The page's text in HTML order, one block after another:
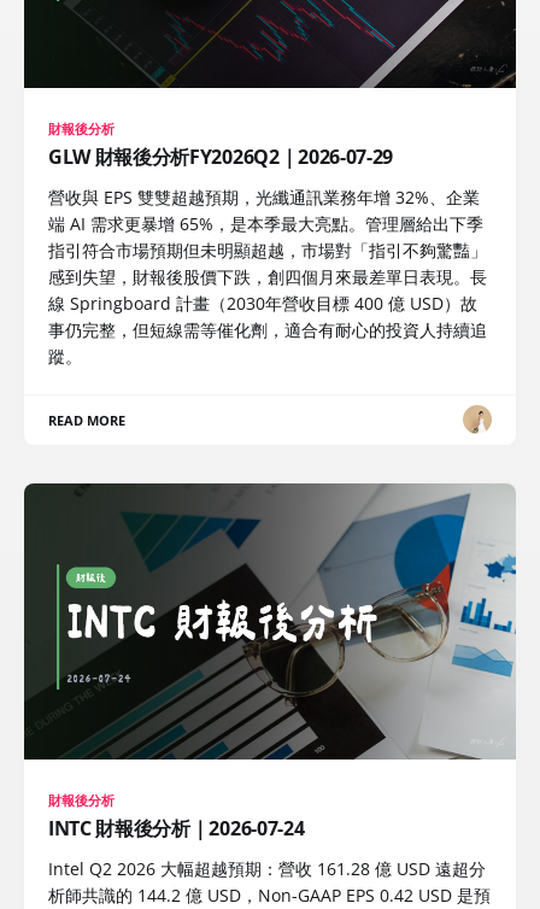
財報後分析
GLW 財報後分析FY2026Q2｜2026-07-29
營收與 EPS 雙雙超越預期，光纖通訊業務年增 32%、企業
端 AI 需求更暴增 65%，是本季最大亮點。管理層給出下季
指引符合市場預期但未明顯超越，市場對「指引不夠驚豔」
感到失望，財報後股價下跌，創四個月來最差單日表現。長
線 Springboard 計畫（2030年營收目標 400 億 USD）故
事仍完整，但短線需等催化劑，適合有耐心的投資人持續追
蹤。
READ MORE
財報後分析
INTC 財報後分析｜2026-07-24
Intel Q2 2026 大幅超越預期：營收 161.28 億 USD 遠超分
析師共識的 144.2 億 USD，Non-GAAP EPS 0.42 USD 是預